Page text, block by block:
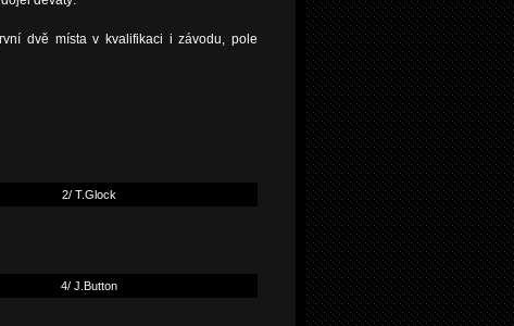
dvě místa v kvalifikaci i závodu, pole
2/ T.Glock
4/ J.Button